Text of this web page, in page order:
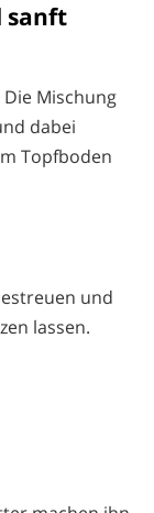
sanft
Mischung
dabei
Topfboden
und
lassen.